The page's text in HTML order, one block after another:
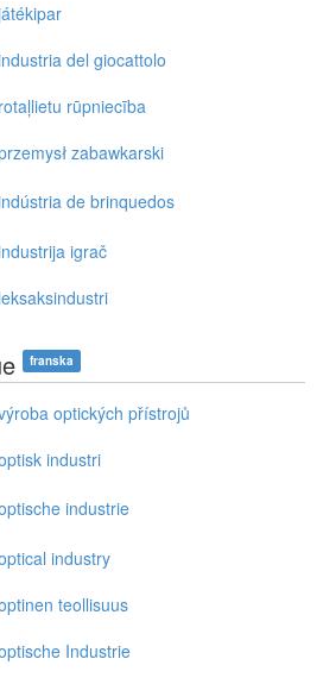
del giocattolo
rotaļlietu rūpniecība
zabawkarski
de brinquedos
igrač
leksaksindustri
franska
optických přístrojů
industri
industrie
industry
teollisuus
Industrie